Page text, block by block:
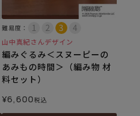
難易度：
山中真紀さんデザイン
編みぐるみ＜スヌーピーの
あみもの時間＞（編み物 材
料セット）
¥6,600税込